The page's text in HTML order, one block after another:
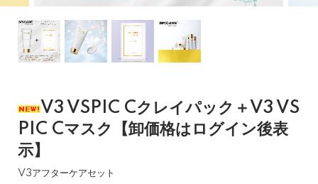
V3 VSPIC Cクレイパック＋V3 VS
PIC Cマスク【卸価格はログイン後表
示】
V3アフターケアセット